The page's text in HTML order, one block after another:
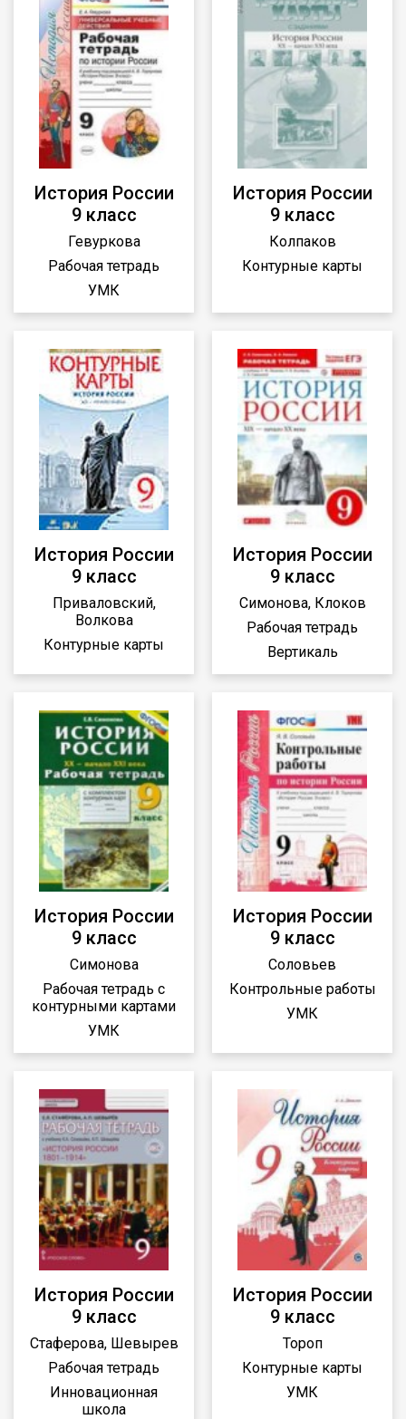
История России
9 класс
Гевуркова
Рабочая тетрадь
УМК
История России
9 класс
Колпаков
Контурные карты
История России
9 класс
Приваловский,
Волкова
Контурные карты
История России
9 класс
Симонова, Клоков
Рабочая тетрадь
Вертикаль
История России
9 класс
Симонова
Рабочая тетрадь с
контурными картами
УМК
История России
9 класс
Соловьев
Контрольные работы
УМК
История России
9 класс
Стаферова, Шевырев
Рабочая тетрадь
Инновационная
школа
История России
9 класс
Тороп
Контурные карты
УМК